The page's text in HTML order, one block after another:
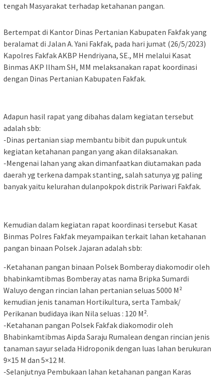
tengah Masyarakat terhadap ketahanan pangan.
Bertempat di Kantor Dinas Pertanian Kabupaten Fakfak yang
beralamat di Jalan A. Yani Fakfak, pada hari jumat (26/5/2023)
Kapolres Fakfak AKBP Hendriyana, SE., MH melalui Kasat
Binmas AKP Ilham SH, MM melaksanakan rapat koordinasi
dengan Dinas Pertanian Kabupaten Fakfak.­
Adapun hasil rapat yang dibahas dalam kegiatan tersebut
adalah sbb:
-Dinas pertanian siap membantu bibit dan pupuk untuk
kegiatan ketahanan pangan yang akan dilaksanakan.
-Mengenai lahan yang akan dimanfaatkan diutamakan pada
daerah yg terkena dampak stanting, salah satunya yg paling
banyak yaitu kelurahan dulanpokpok distrik Pariwari Fakfak.
Kemudian dalam kegiatan rapat koordinasi tersebut Kasat
Binmas Polres Fakfak meyampaikan terkait lahan ketahanan
pangan binaan Polsek Jajaran adalah sbb:
-Ketahanan pangan binaan Polsek Bomberay diakomodir oleh
bhabinkamtibmas Bomberay atas nama Bripka Sumardi
Waluyo dengan rincian lahan pertanian seluas 5000 M²
kemudian jenis tanaman Hortikultura, serta Tambak/
Perikanan budidaya ikan Nila seluas : 120 M².
-Ketahanan pangan Polsek Fakfak diakomodir oleh
Bhabinkamtibmas Aipda Saraju Rumalean dengan rincian jenis
tanaman sayur selada Hidroponik dengan luas lahan berukuran
9×15 M dan 5×12 M.
-Selanjutnya Pembukaan lahan ketahanan pangan Karas